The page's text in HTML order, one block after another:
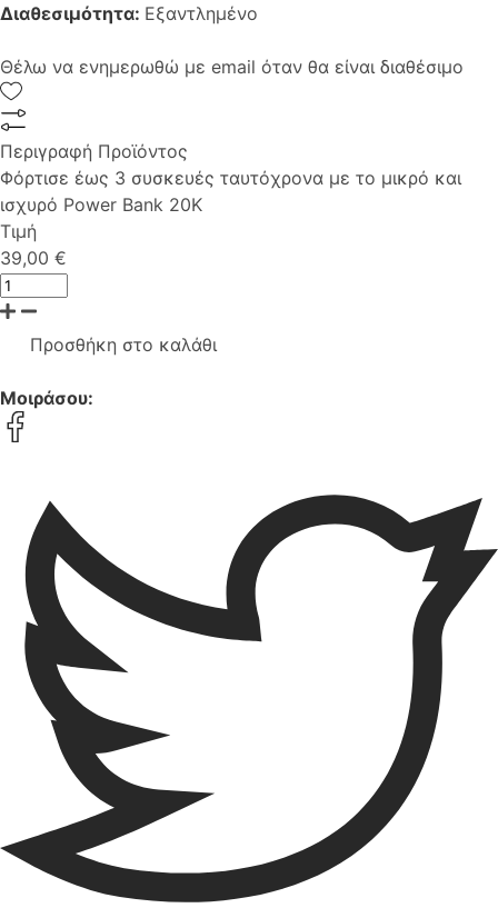
Διαθεσιμότητα: Εξαντλημένο
Θέλω να ενημερωθώ με email όταν θα είναι διαθέσιμο
Περιγραφή Προϊόντος
Φόρτισε έως 3 συσκευές ταυτόχρονα με το μικρό και
ισχυρό Power Bank 20K
Τιμή
39,00 €
Προσθήκη στο καλάθι
Μοιράσου: